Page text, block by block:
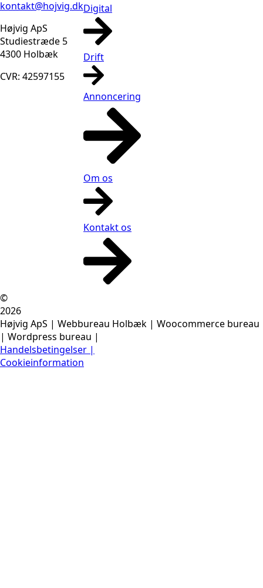
kontakt@hojvig.dk
Højvig ApS
Studiestræde 5
4300 Holbæk
CVR: 42597155
Digital
Drift
Annoncering
Om os
Kontakt os
©
2026
Højvig ApS | Webbureau Holbæk | Woocommerce bureau
| Wordpress bureau |
Handelsbetingelser |
Cookieinformation